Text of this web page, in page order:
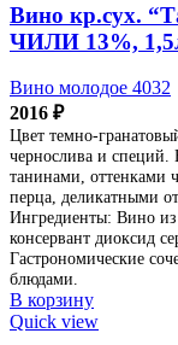
Вино кр.сух.
ЧИЛИ 13%,
Вино молодое 4032
2016 ₽
Цвет темно-
чернослива и специй.
танинами, оттенками
перца, деликатными
Ингредиенты: Вино из
консервант диоксид
Гастрономические
блюдами.
В корзину
Quick view